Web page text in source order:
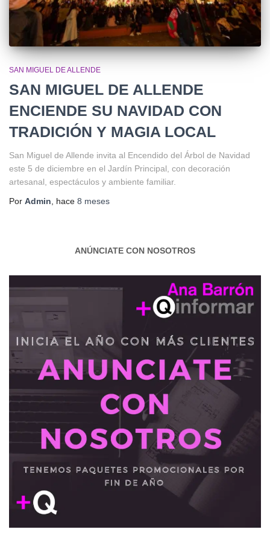
SAN MIGUEL DE ALLENDE
SAN MIGUEL DE ALLENDE
ENCIENDE SU NAVIDAD CON
TRADICIÓN Y MAGIA LOCAL
San Miguel de Allende invita al Encendido del Árbol de Navidad
este 5 de diciembre en el Jardín Principal, con decoración
artesanal, espectáculos y ambiente familiar.
Por Admin , hace 8 meses
ANÚNCIATE CON NOSOTROS